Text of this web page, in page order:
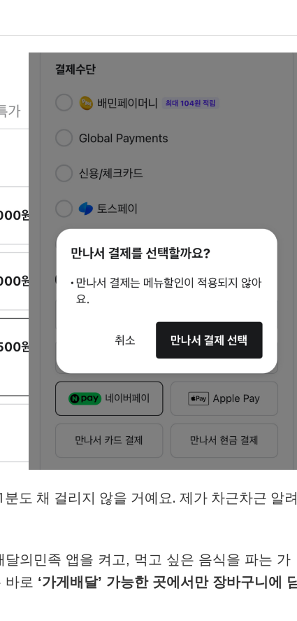
도 채 걸리지 않을 거예요. 제가 차근차근 알려
달의민족 앱을 켜고, 먹고 싶은 음식을 파는 가
바로 ‘가게배달’ 가능한 곳에서만 장바구니에